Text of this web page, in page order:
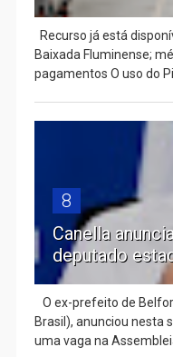
Recurso já está
Baixada Fluminense;
pagamentos O uso do
8
Canella
deputado
O ex-prefeito de
Brasil), anunciou nesta
uma vaga na